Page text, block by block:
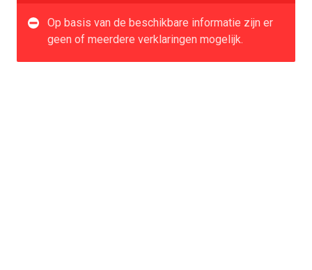
Op basis van de beschikbare informatie zijn er
geen of meerdere verklaringen mogelijk.